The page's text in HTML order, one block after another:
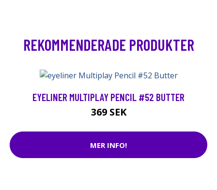
REKOMMENDERADE PRODUKTER
EYELINER MULTIPLAY PENCIL #52 BUTTER
369 SEK
MER INFO!